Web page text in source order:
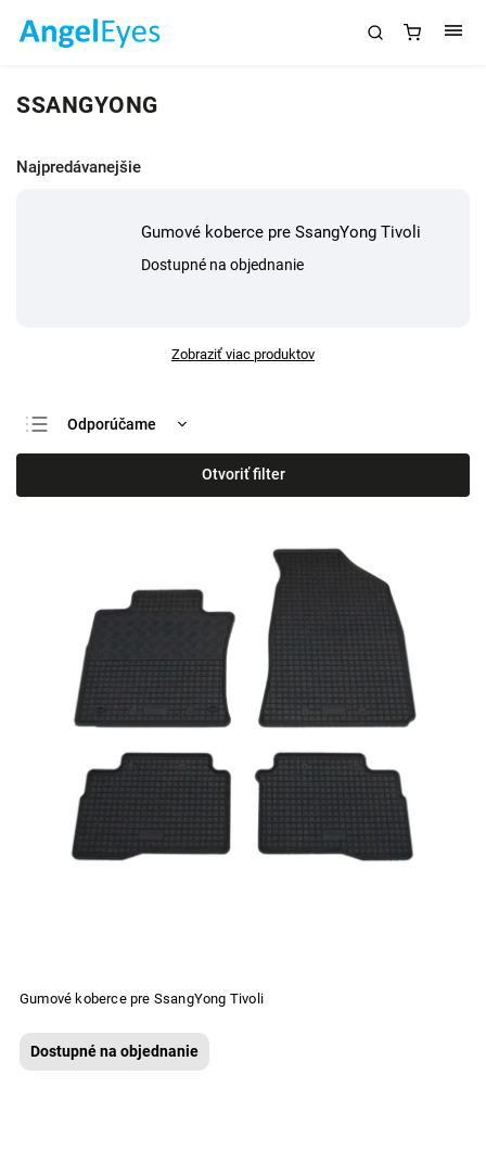
SSANGYONG
Najpredávanejšie
Gumové koberce pre SsangYong Tivoli
Dostupné na objednanie
Zobraziť viac produktov
Odporúčame
Najlacnejšie
Najdrahšie
Otvoriť filter
Gumové koberce pre SsangYong Tivoli
Dostupné na objednanie